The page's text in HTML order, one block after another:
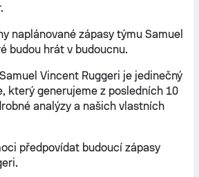
naplánované zápasy týmu Samuel
budou hrát v budoucnu.
Vincent Ruggeri je jedinečný
který generujeme z posledních 10
analýzy a našich vlastních
předpovídat budoucí zápasy